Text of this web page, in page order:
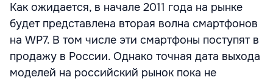
Как ожидается, в начале 2011 года на рынке
будет представлена вторая волна смартфонов
на WP7. В том числе эти смартфоны поступят в
продажу в России. Однако точная дата выхода
моделей на российский рынок пока не